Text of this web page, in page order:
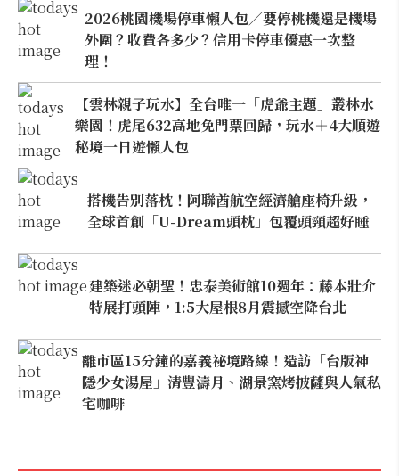
2026桃園機場停車懶人包／要停桃機還是機場
外圍？收費各多少？信用卡停車優惠一次整
理！
【雲林親子玩水】全台唯一「虎爺主題」叢林水
樂園！虎尾632高地免門票回歸，玩水＋4大順遊
秘境一日遊懶人包
搭機告別落枕！阿聯酋航空經濟艙座椅升級，
全球首創「U-Dream頭枕」包覆頭頸超好睡
建築迷必朝聖！忠泰美術館10週年：藤本壯介
特展打頭陣，1:5大屋根8月震撼空降台北
離市區15分鐘的嘉義祕境路線！造訪「台版神
隱少女湯屋」清豐濤月、湖景窯烤披薩與人氣私
宅咖啡